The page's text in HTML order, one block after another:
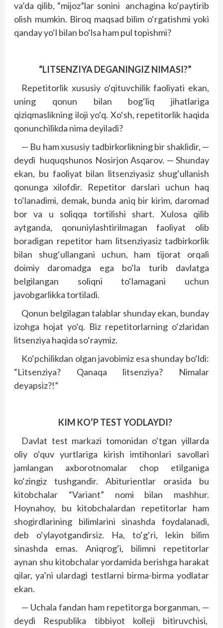
va’da qilib, “mijoz”lar sonini anchagina ko‘paytirib
olish mumkin. Biroq maqsad bilim o‘rgatishmi yoki
qanday yo‘l bilan bo‘lsa ham pul topishmi?
“LITSENZIYA DEGANINGIZ NIMASI?”
Repetitorlik xususiy o‘qituvchilik faoliyati ekan,
uning qonun bilan bog‘liq jihatlariga
qiziqmaslikning iloji yo‘q. Xo‘sh, repetitorlik haqida
qonunchilikda nima deyiladi?
— Bu ham xususiy tadbirkorlikning bir shaklidir, —
deydi huquqshunos Nosirjon Asqarov. — Shunday
ekan, bu faoliyat bilan litsenziyasiz shug‘ullanish
qonunga xilofdir. Repetitor darslari uchun haq
to‘lanadimi, demak, bunda aniq bir kirim, daromad
bor va u soliqqa tortilishi shart. Xulosa qilib
aytganda, qonuniylashtirilmagan faoliyat olib
boradigan repetitor ham litsenziyasiz tadbirkorlik
bilan shug‘ullangani uchun, ham tijorat orqali
doimiy daromadga ega bo‘la turib davlatga
belgilangan soliqni to‘lamagani uchun
javobgarlikka tortiladi.
Qonun belgilagan talablar shunday ekan, bunday
izohga hojat yo‘q. Biz repetitorlarning o‘zlaridan
litsenziya haqida so‘raymiz.
Ko‘pchilikdan olgan javobimiz esa shunday bo‘ldi:
“Litsenziya? Qanaqa litsenziya? Nimalar
deyapsiz?!”
KIM KO‘P TEST YODLAYDI?
Davlat test markazi tomonidan o‘tgan yillarda
oliy o‘quv yurtlariga kirish imtihonlari savollari
jamlangan axborotnomalar chop etilganiga
ko‘zingiz tushgandir. Abiturientlar orasida bu
kitobchalar “Variant” nomi bilan mashhur.
Hoynahoy, bu kitobchalardan repetitorlar ham
shogirdlarining bilimlarini sinashda foydalanadi,
deb o‘ylayotgandirsiz. Ha, to‘g‘ri, lekin bilim
sinashda emas. Aniqrog‘i, bilimni repetitorlar
aynan shu kitobchalar yordamida berishga harakat
qilar, ya’ni ulardagi test­larni birma-birma yodlatar
ekan.
— Uchala fandan ham repetitorga borganman, —
deydi Respublika tibbiyot kolleji bitiruvchisi,